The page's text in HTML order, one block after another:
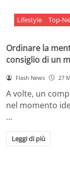
Lifestyle Top-
Ordinare la
consiglio di un
Flash News 27
A volte, un
nel momento
…
Leggi di più